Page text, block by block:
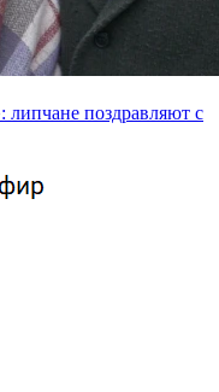
липчане поздравляют с